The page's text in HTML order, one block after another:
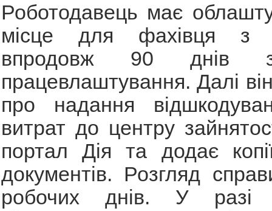
Роботодавець має
місце для фахівця з
впродовж 90 днів
працевлаштування. Далі
про надання
витрат до центру
портал Дія та додає
документів. Розгляд
робочих днів. У разі